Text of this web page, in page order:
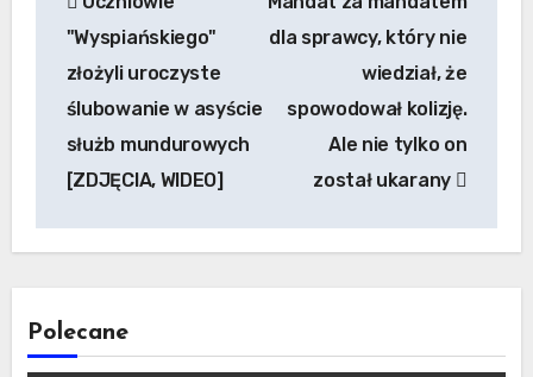
wpisu
"Wyspiańskiego"
złożyli uroczyste
ślubowanie w asyście
służb mundurowych
[ZDJĘCIA, WIDEO]
dla sprawcy, który nie
wiedział, że
spowodował kolizję.
Ale nie tylko on
został ukarany
Polecane